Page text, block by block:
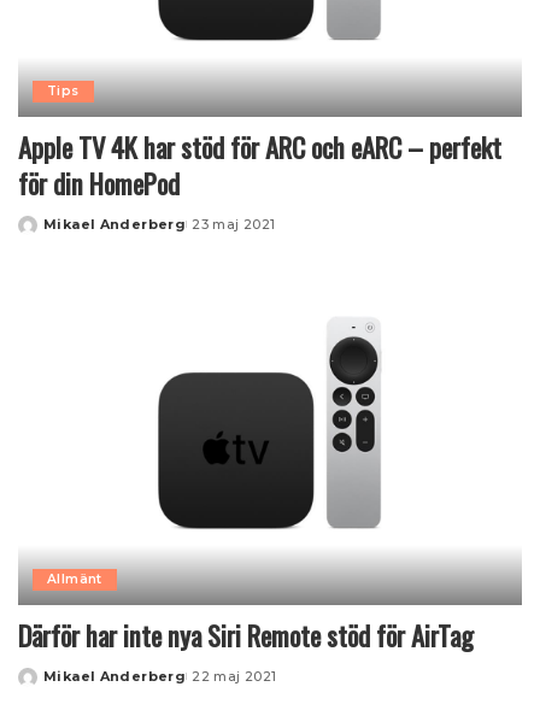
Tips
Apple TV 4K har stöd för ARC och eARC – perfekt
för din HomePod
Posted
Mikael Anderberg 23 maj 2021
Allmänt
Därför har inte nya Siri Remote stöd för AirTag
Posted
Mikael Anderberg 22 maj 2021